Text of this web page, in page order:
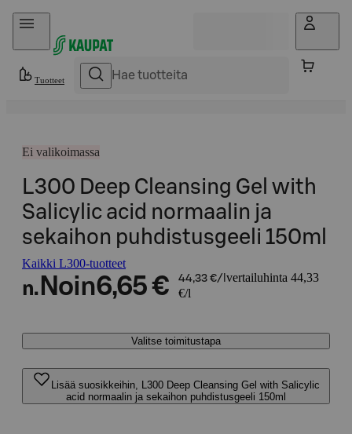
Hyppää sisältöön
Tuotteet
Ei valikoimassa
L300 Deep Cleansing Gel with
Salicylic acid normaalin ja
sekaihon puhdistusgeeli 150ml
Kaikki L300-tuotteet
n. Noin6,65 € 44,33 €/l vertailuhinta 44,33
€/l
Valitse toimitustapa
Lisää suosikkeihin, L300 Deep Cleansing Gel with Salicylic
acid normaalin ja sekaihon puhdistusgeeli 150ml